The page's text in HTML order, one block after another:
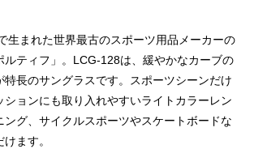
生まれた世界最古のスポーツ用品メーカーの
ルティフ」。LCG-128は、緩やかなカーブの
特長のサングラスです。スポーツシーンだけ
ションにも取り入れやすいライトカラーレン
ング、サイクルスポーツやスケートボードな
ます。